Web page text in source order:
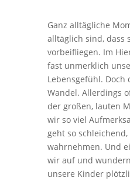
Ganz alltägliche
alltäglich sind, dass
vorbeifliegen. Im
fast unmerklich
Lebensgefühl. Doch
Wandel. Allerdings
der großen, lauten
wir so viel
geht so
wahrnehmen. Und
wir auf und
unsere Kinder